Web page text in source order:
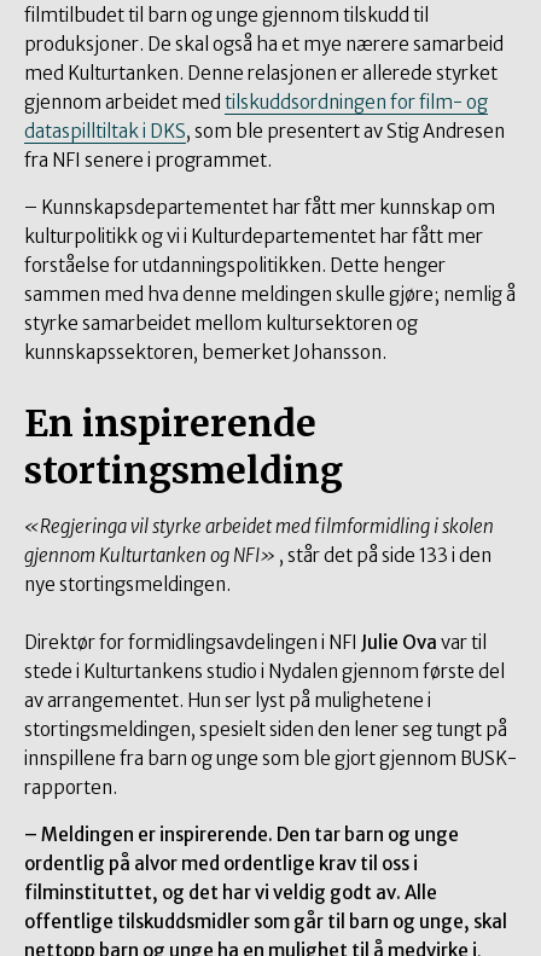
filmtilbudet til barn og unge gjennom tilskudd til
produksjoner. De skal også ha et mye nærere samarbeid
med Kulturtanken. Denne relasjonen er allerede styrket
gjennom arbeidet med tilskuddsordningen for film- og
dataspilltiltak i DKS, som ble presentert av Stig Andresen
fra NFI senere i programmet.
– Kunnskapsdepartementet har fått mer kunnskap om
kulturpolitikk og vi i Kulturdepartementet har fått mer
forståelse for utdanningspolitikken. Dette henger
sammen med hva denne meldingen skulle gjøre; nemlig å
styrke samarbeidet mellom kultursektoren og
kunnskapssektoren, bemerket Johansson.
En inspirerende
stortingsmelding
«Regjeringa vil styrke arbeidet med filmformidling i skolen
gjennom Kulturtanken og NFI» , står det på side 133 i den
nye stortingsmeldingen.
Direktør for formidlingsavdelingen i NFI Julie Ova var til
stede i Kulturtankens studio i Nydalen gjennom første del
av arrangementet. Hun ser lyst på mulighetene i
stortingsmeldingen, spesielt siden den lener seg tungt på
innspillene fra barn og unge som ble gjort gjennom BUSK-
rapporten.
– Meldingen er inspirerende. Den tar barn og unge
ordentlig på alvor med ordentlige krav til oss i
filminstituttet, og det har vi veldig godt av. Alle
offentlige tilskuddsmidler som går til barn og unge, skal
nettopp barn og unge ha en mulighet til å medvirke i,